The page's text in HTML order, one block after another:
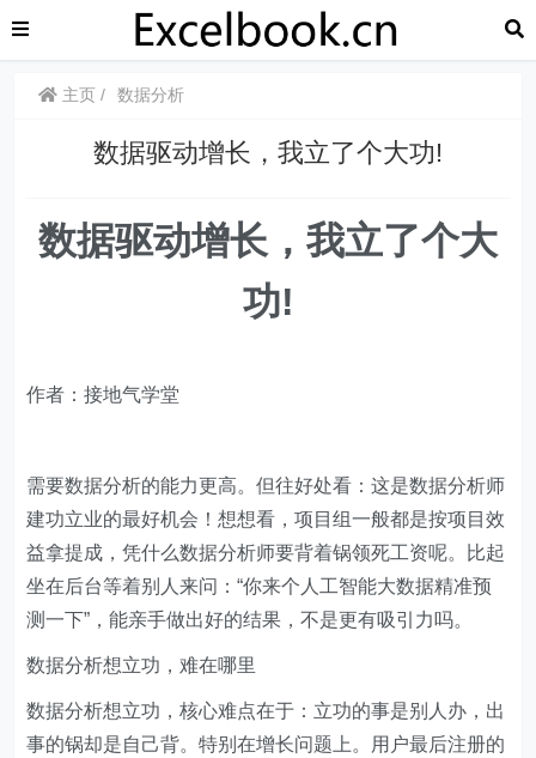
主页 数据分析
​​数据驱动增长，我立了个大功!
数据驱动增长，我立了个大
功!
作者：接地气学堂
需要数据分析的能力更高。但往好处看：这是数据分析师
建功立业的最好机会！想想看，项目组一般都是按项目效
益拿提成，凭什么数据分析师要背着锅领死工资呢。比起
坐在后台等着别人来问：“你来个人工智能大数据精准预
测一下”，能亲手做出好的结果，不是更有吸引力吗。​
数据分析想立功，难在哪里
数据分析想立功，核心难点在于：立功的事是别人办，出
事的锅却是自己背。特别在增长问题上。用户最后注册的